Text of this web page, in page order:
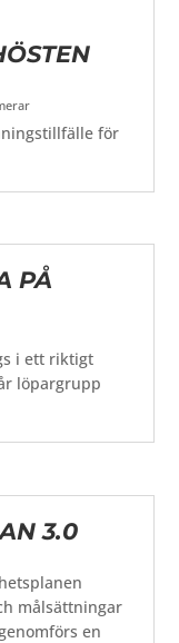
för
PÅ
i ett riktigt
löpargrupp
3.0
målsättningar
en